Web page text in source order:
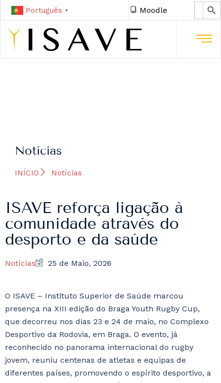
Português ▼ Moodle
Search
Notícias
INÍCIO Notícias
ISAVE reforça ligação à
comunidade através do
desporto e da saúde
Notícias 25 de Maio, 2026
O ISAVE – Instituto Superior de Saúde marcou
presença na XIII edição do Braga Youth Rugby Cup,
que decorreu nos dias 23 e 24 de maio, no Complexo
Desportivo da Rodovia, em Braga. O evento, já
reconhecido no panorama internacional do rugby
jovem, reuniu centenas de atletas e equipas de
diferentes países, promovendo o espírito desportivo, a